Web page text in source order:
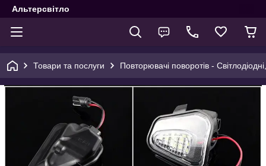
Альтерсвітло
Товари та послуги Повторювачі поворотів -